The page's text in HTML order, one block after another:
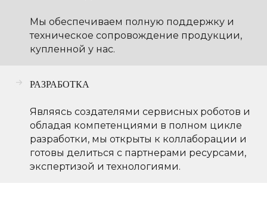
Мы обеспечиваем полную поддержку и
техническое сопровождение продукции,
купленной у нас.
РАЗРАБОТКА
Являясь создателями сервисных роботов и
обладая компетенциями в полном цикле
разработки, мы открыты к коллаборации и
готовы делиться с партнерами ресурсами,
экспертизой и технологиями.